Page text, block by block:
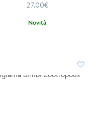
27.00€
Novità